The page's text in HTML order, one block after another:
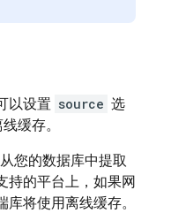
以设置 source 选
缓存。
您的数据库中提取
持的平台上，如果网
将使用离线缓存。